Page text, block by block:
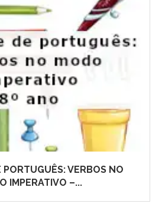
VERBOS NO
IMPERATIVO –...